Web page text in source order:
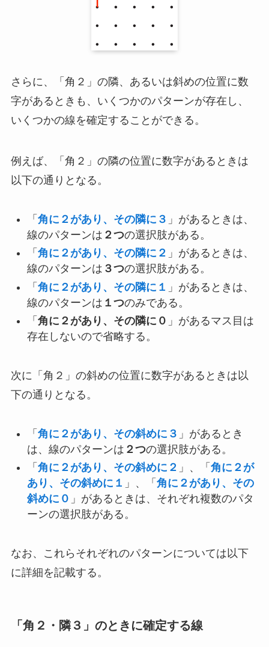
さらに、「角２」の隣、あるいは斜めの位置に数
字があるときも、いくつかのパターンが存在し、
いくつかの線を確定することができる。
例えば、「角２」の隣の位置に数字があるときは
以下の通りとなる。
「 角に２があり、その隣に３ 」があるときは、
線のパターンは ２つの選択肢がある。
「 角に２があり、その隣に２ 」があるときは、
線のパターンは ３つの選択肢がある。
「 角に２があり、その隣に１ 」があるときは、
線のパターンは １つのみである。
「 角に２があり、その隣に０ 」があるマス目は
存在しないので省略する。
次に「角２」の斜めの位置に数字があるときは以
下の通りとなる。
「 角に２があり、その斜めに３ 」があるとき
は、線のパターンは ２つの選択肢がある。
「 角に２があり、その斜めに２ 」、「 角に２が
あり、その斜めに１ 」、「 角に２があり、その
斜めに０ 」があるときは、それぞれ複数のパタ
ーンの選択肢がある。
なお、これらそれぞれのパターンについては以下
に詳細を記載する。
「角２・隣３」のときに確定する線